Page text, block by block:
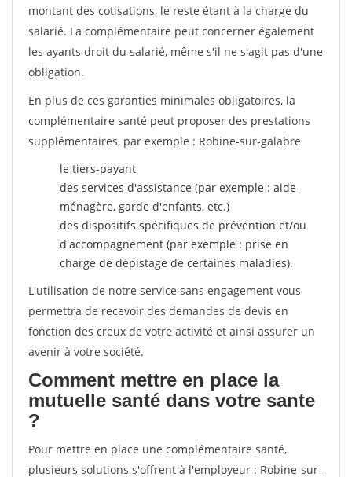
montant des cotisations, le reste étant à la charge du
salarié. La complémentaire peut concerner également
les ayants droit du salarié, même s'il ne s'agit pas d'une
obligation.
En plus de ces garanties minimales obligatoires, la
complémentaire santé peut proposer des prestations
supplémentaires, par exemple : Robine-sur-galabre
le tiers-payant
des services d'assistance (par exemple : aide-
ménagère, garde d'enfants, etc.)
des dispositifs spécifiques de prévention et/ou
d'accompagnement (par exemple : prise en
charge de dépistage de certaines maladies).
L'utilisation de notre service sans engagement vous
permettra de recevoir des demandes de devis en
fonction des creux de votre activité et ainsi assurer un
avenir à votre société.
Comment mettre en place la
mutuelle santé dans votre sante
?
Pour mettre en place une complémentaire santé,
plusieurs solutions s'offrent à l'employeur : Robine-sur-